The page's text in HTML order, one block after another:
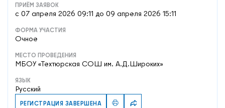
ПРИЁМ ЗАЯВОК
c 07 апреля 2026 09:11 до 09 апреля 2026 15:11
ФОРМА УЧАСТИЯ
Очное
МЕСТО ПРОВЕДЕНИЯ
МБОУ «Техтюрская СОШ им. А.Д.Широких»
ЯЗЫК
Русский
РЕГИСТРАЦИЯ ЗАВЕРШЕНА